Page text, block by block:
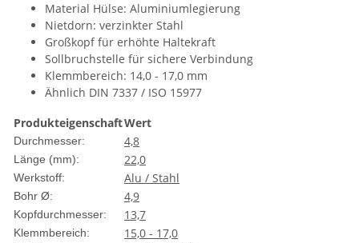
Material Hülse: Aluminiumlegierung
Nietdorn: verzinkter Stahl
Großkopf für erhöhte Haltekraft
Sollbruchstelle für sichere Verbindung
Klemmbereich: 14,0 - 17,0 mm
Ähnlich DIN 7337 / ISO 15977
ProdukteigenschaftWert
Durchmesser: 4,8
Länge (mm): 22,0
Werkstoff: Alu / Stahl
Bohr Ø: 4,9
Kopfdurchmesser: 13,7
Klemmbereich: 15,0 - 17,0